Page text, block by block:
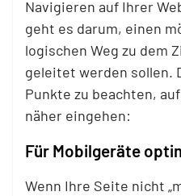
Navigieren auf Ihrer
geht es darum, einen
logischen Weg zu dem
geleitet werden sollen.
Punkte zu beachten,
näher eingehen:
Für Mobilgeräte
Wenn Ihre Seite nicht